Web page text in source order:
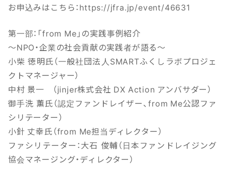
お申込みはこちら：https://jfra.jp/event/46631
第一部：「from Me」の実践事例紹介
～NPO・企業の社会貢献の実践者が語る～
小柴 徳明氏（一般社団法人SMARTふくしラボプロジェ
クトマネージャー）
中村 景一 （jinjer株式会社 DX Action アンバサダー）
御手洗 薫氏（認定ファンドレイザー、from Me公認ファ
シリテーター）
小針 丈幸氏（from Me担当ディレクター）
ファシリテーター：大石 俊輔（日本ファンドレイジング
協会マネージング・ディレクター）